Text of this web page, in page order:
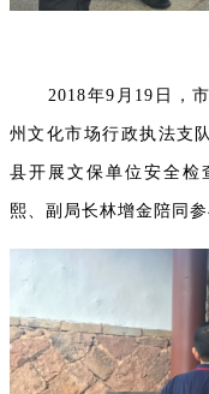
2018年9月19日，
州文化市场行政执法支
县开展文保单位安全检
熙、副局长林增金陪同